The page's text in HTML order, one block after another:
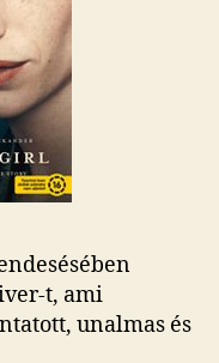
t, ami
unalmas és